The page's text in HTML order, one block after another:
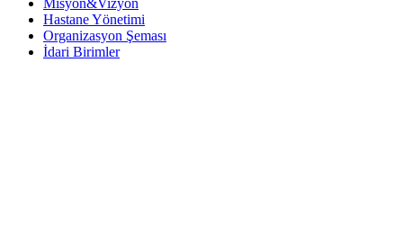
Misyon&Vizyon
Hastane Yönetimi
Organizasyon Şeması
İdari Birimler